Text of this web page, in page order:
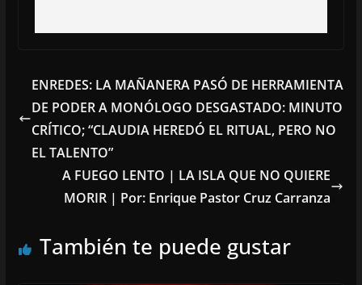
ENREDES: LA MAÑANERA PASÓ DE HERRAMIENTA
DE PODER A MONÓLOGO DESGASTADO: MINUTO
CRÍTICO; “CLAUDIA HEREDÓ EL RITUAL, PERO NO
EL TALENTO”
A FUEGO LENTO | LA ISLA QUE NO QUIERE
MORIR | Por: Enrique Pastor Cruz Carranza
También te puede gustar